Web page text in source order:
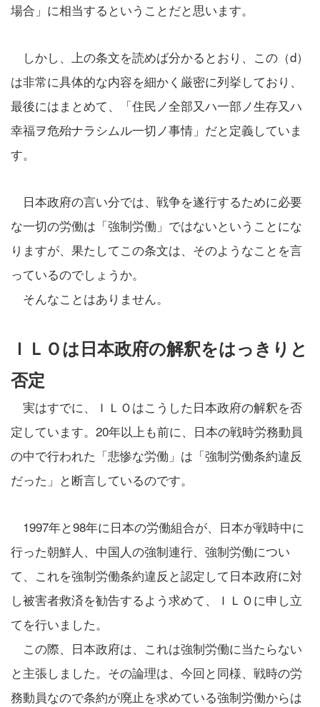
場合」に相当するということだと思います。
しかし、上の条文を読めば分かるとおり、この（d）
は非常に具体的な内容を細かく厳密に列挙しており、
最後にはまとめて、「住民ノ全部又ハ一部ノ生存又ハ
幸福ヲ危殆ナラシムル一切ノ事情」だと定義していま
す。
日本政府の言い分では、戦争を遂行するために必要
な一切の労働は「強制労働」ではないということにな
りますが、果たしてこの条文は、そのようなことを言
っているのでしょうか。
そんなことはありません。
ＩＬＯは日本政府の解釈をはっきりと
否定
実はすでに、ＩＬＯはこうした日本政府の解釈を否
定しています。20年以上も前に、日本の戦時労務動員
の中で行われた「悲惨な労働」は「強制労働条約違反
だった」と断言しているのです。
1997年と98年に日本の労働組合が、日本が戦時中に
行った朝鮮人、中国人の強制連行、強制労働につい
て、これを強制労働条約違反と認定して日本政府に対
し被害者救済を勧告するよう求めて、ＩＬＯに申し立
てを行いました。
この際、日本政府は、これは強制労働に当たらない
と主張しました。その論理は、今回と同様、戦時の労
務動員なので条約が廃止を求めている強制労働からは